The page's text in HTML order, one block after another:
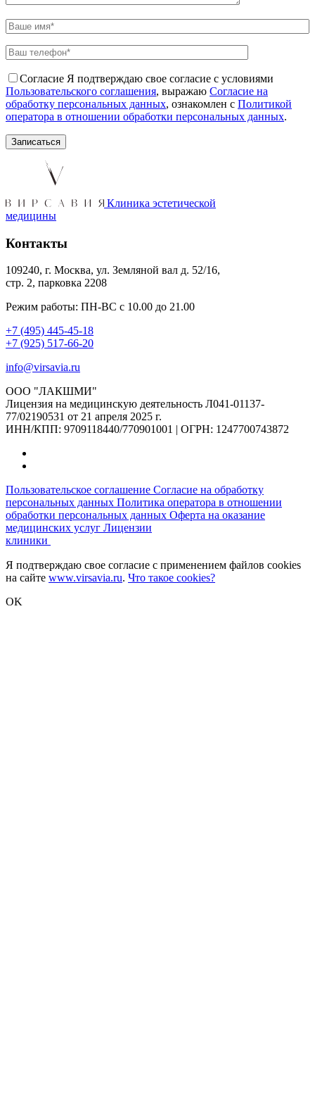
Согласие Я подтверждаю свое согласие с условиями
Пользовательского соглашения, выражаю Согласие на
обработку персональных данных, ознакомлен с Политикой
оператора в отношении обработки персональных данных.
Клиника эстетической
медицины
Контакты
109240, г. Москва, ул. Земляной вал д. 52/16,
стр. 2, парковка 2208
Режим работы: ПН-ВС с 10.00 до 21.00
+7 (495) 445-45-18
+7 (925) 517-66-20
info@virsavia.ru
ООО "ЛАКШМИ"
Лицензия на медицинскую деятельность Л041-01137-
77/02190531 от 21 апреля 2025 г.
ИНН/КПП: 9709118440/770901001 | ОГРН: 1247700743872
Пользовательское соглашение Согласие на обработку
персональных данных Политика оператора в отношении
обработки персональных данных Оферта на оказание
медицинских услуг Лицензии
клиники
Я подтверждаю свое согласие с применением файлов cookies
на сайте www.virsavia.ru. Что такое cookies?
OK